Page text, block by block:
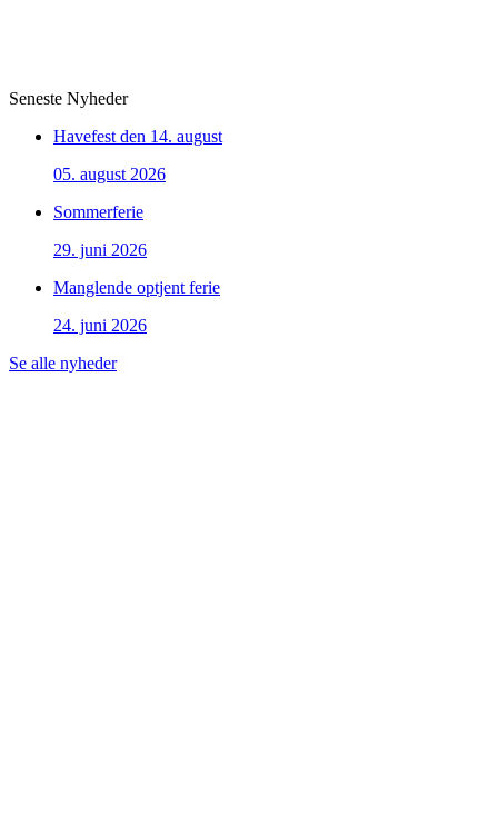
Seneste Nyheder
Havefest den 14. august
05. august 2026
Sommerferie
29. juni 2026
Manglende optjent ferie
24. juni 2026
Se alle nyheder